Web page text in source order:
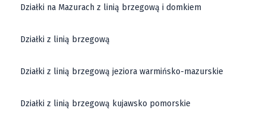
Działki na Mazurach z linią brzegową i domkiem
Działki z linią brzegową
Działki z linią brzegową jeziora warmińsko-mazurskie
Działki z linią brzegową kujawsko pomorskie